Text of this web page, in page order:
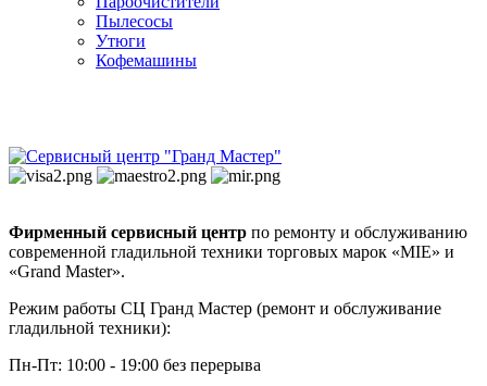
Пылесосы
Утюги
Кофемашины
Фирменный сервисный центр по ремонту и обслуживанию
современной гладильной техники торговых марок «MIE» и
«Grand Master».
Режим работы СЦ Гранд Мастер (ремонт и обслуживание
гладильной техники):
Пн-Пт: 10:00 - 19:00 без перерыва